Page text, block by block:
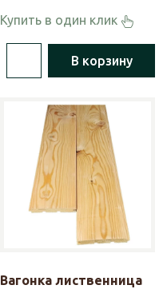
Купить в один клик
В корзину
Вагонка лиственница